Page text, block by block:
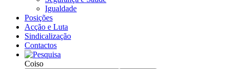
Igualdade
Posições
Acção e Luta
Sindicalização
Contactos
Coiso